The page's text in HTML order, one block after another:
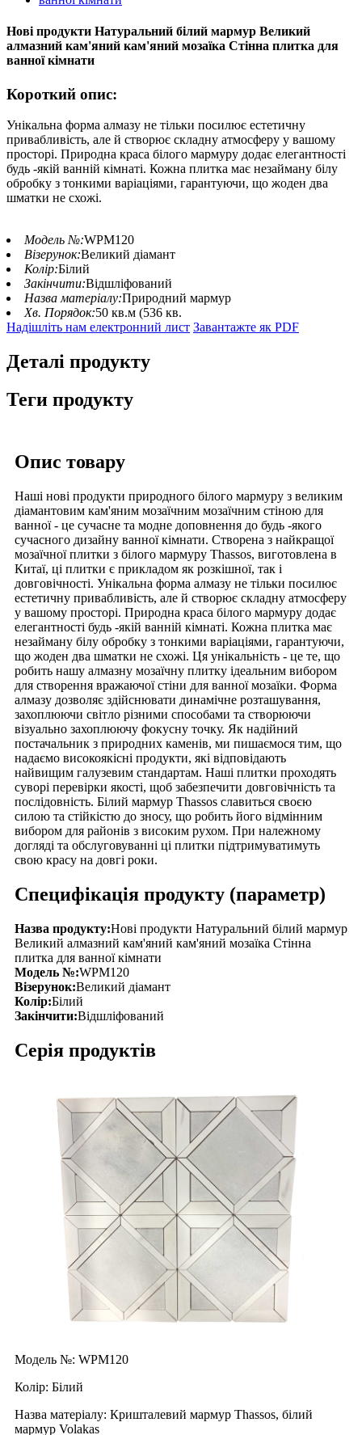
Нові продукти Натуральний білий мармур Великий
алмазний кам'яний кам'яний мозаїка Стінна плитка для
ванної кімнати
Короткий опис:
Унікальна форма алмазу не тільки посилює естетичну
привабливість, але й створює складну атмосферу у вашому
просторі. Природна краса білого мармуру додає елегантності
будь -якій ванній кімнаті. Кожна плитка має незайману білу
обробку з тонкими варіаціями, гарантуючи, що жоден два
шматки не схожі.
Модель №:WPM120
Візерунок:Великий діамант
Колір:Білий
Закінчити:Відшліфований
Назва матеріалу:Природний мармур
Хв. Порядок:50 кв.м (536 кв.
Надішліть нам електронний лист Завантажте як PDF
Деталі продукту
Теги продукту
Опис товару
Наші нові продукти природного білого мармуру з великим
діамантовим кам'яним мозаїчним мозаїчним стіною для
ванної - це сучасне та модне доповнення до будь -якого
сучасного дизайну ванної кімнати. Створена з найкращої
мозаїчної плитки з білого мармуру Thassos, виготовлена ​​в
Китаї, ці плитки є прикладом як розкішної, так і
довговічності. Унікальна форма алмазу не тільки посилює
естетичну привабливість, але й створює складну атмосферу
у вашому просторі. Природна краса білого мармуру додає
елегантності будь -якій ванній кімнаті. Кожна плитка має
незайману білу обробку з тонкими варіаціями, гарантуючи,
що жоден два шматки не схожі. Ця унікальність - це те, що
робить нашу алмазну мозаїчну плитку ідеальним вибором
для створення вражаючої стіни для ванної мозаїки. Форма
алмазу дозволяє здійснювати динамічне розташування,
захоплюючи світло різними способами та створюючи
візуально захоплюючу фокусну точку. Як надійний
постачальник з природних каменів, ми пишаємося тим, що
надаємо високоякісні продукти, які відповідають
найвищим галузевим стандартам. Наші плитки проходять
суворі перевірки якості, щоб забезпечити довговічність та
послідовність. Білий мармур Thassos славиться своєю
силою та стійкістю до зносу, що робить його відмінним
вибором для районів з високим рухом. При належному
догляді та обслуговуванні ці плитки підтримуватимуть
свою красу на довгі роки.
Специфікація продукту (параметр)
Назва продукту:Нові продукти Натуральний білий мармур
Великий алмазний кам'яний кам'яний мозаїка Стінна
плитка для ванної кімнати
Модель №:WPM120
Візерунок:Великий діамант
Колір:Білий
Закінчити:Відшліфований
Серія продуктів
Модель №: WPM120
Колір: Білий
Назва матеріалу: Кришталевий мармур Thassos, білий
мармур Volakas